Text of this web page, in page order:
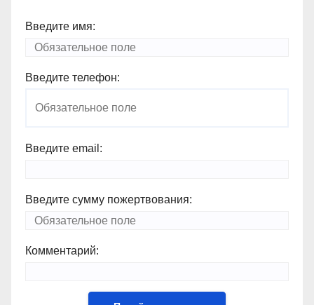
Введите имя:
Введите телефон:
Введите email:
Введите сумму пожертвования:
Комментарий: